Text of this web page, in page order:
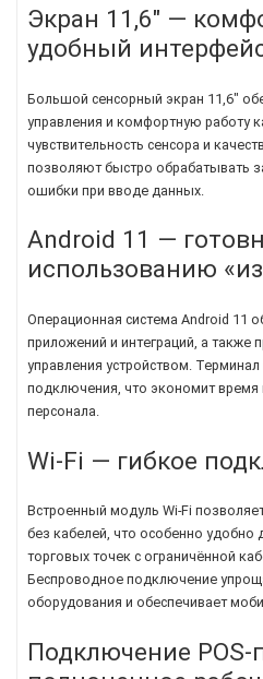
Экран 11,6" —
удобный
Большой сенсорный экран 11,6"
управления и комфортную работу
чувствительность сенсора и
позволяют быстро обрабатывать
ошибки при вводе данных.
Android 11 —
использованию
Операционная система Android 11
приложений и интеграций, а также
управления устройством.
подключения, что экономит время
персонала.
Wi-Fi — гибкое
Встроенный модуль Wi-Fi
без кабелей, что особенно удобно
торговых точек с ограничённой
Беспроводное подключение
оборудования и обеспечивает
Подключение